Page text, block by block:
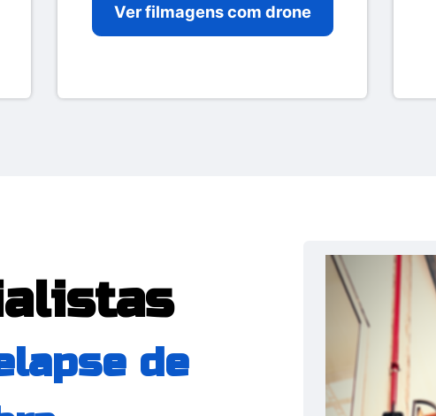
Ver filmagens com drone
de